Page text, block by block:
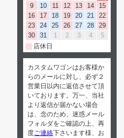
9
10 11 12 13 14
15
16
17 18 19 20 21
22
23
24 25 26 27 28
29
30
31 1 2 3 4
5
店休日
カスタムワゴンはお客様か
らのメールに対し、必ず２
営業日以内に返信させて頂
いております。万一、当社
より返信が届かない場合
は、念のため、迷惑メール
フォルダをご確認の上、再
度 ご連絡下さいます様、お